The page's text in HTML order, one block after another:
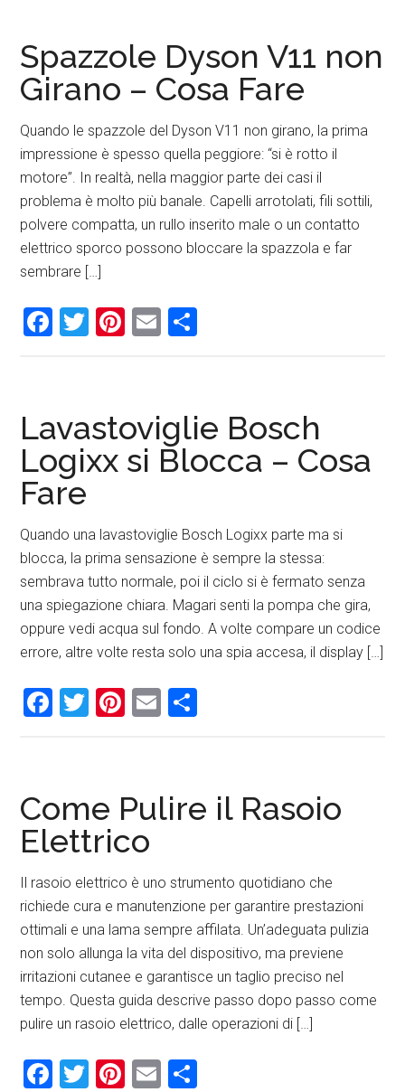
Spazzole Dyson V11 non
Girano – Cosa Fare
Quando le spazzole del Dyson V11 non girano, la prima
impressione è spesso quella peggiore: “si è rotto il
motore”. In realtà, nella maggior parte dei casi il
problema è molto più banale. Capelli arrotolati, fili sottili,
polvere compatta, un rullo inserito male o un contatto
elettrico sporco possono bloccare la spazzola e far
sembrare […]
Facebook
Twitter
Pinterest
Email
Lavastoviglie Bosch
Logixx​ si Blocca – Cosa
Fare
Quando una lavastoviglie Bosch Logixx parte ma si
blocca, la prima sensazione è sempre la stessa:
sembrava tutto normale, poi il ciclo si è fermato senza
una spiegazione chiara. Magari senti la pompa che gira,
oppure vedi acqua sul fondo. A volte compare un codice
errore, altre volte resta solo una spia accesa, il display […]
Facebook
Twitter
Pinterest
Email
Come Pulire il Rasoio
Elettrico
Il rasoio elettrico è uno strumento quotidiano che
richiede cura e manutenzione per garantire prestazioni
ottimali e una lama sempre affilata. Un’adeguata pulizia
non solo allunga la vita del dispositivo, ma previene
irritazioni cutanee e garantisce un taglio preciso nel
tempo. Questa guida descrive passo dopo passo come
pulire un rasoio elettrico, dalle operazioni di […]
Facebook
Twitter
Pinterest
Email